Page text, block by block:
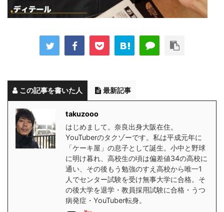
この記事を書いた人 最新記事
takuzooo
はじめまして。奈良出身大阪在住。
YouTuberのタクゾーです。私は平成元年に
「ケーキ屋」の息子として誕生。小中と野球
に明け暮れ、高校生の頃は偏差値34の高校に
通い、その後もう勉強のすえ高校から唯一1
人でセンター試験を受け無事大学に合格。そ
の後大学を退学・教員採用試験に合格・うつ
病発症・YouTuber転身。